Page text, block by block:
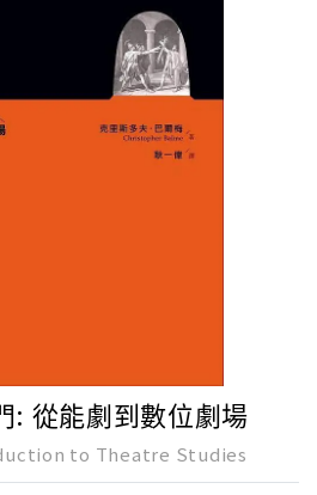
: 從能劇到數位劇場
to Theatre Studies